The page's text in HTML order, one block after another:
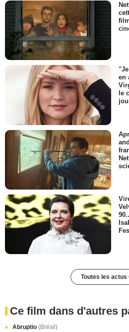
en
le
Toutes les actus
Ce film dans d'autres
Abruptio (Brésil)